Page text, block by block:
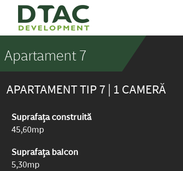
Apartament 7
APARTAMENT TIP 7 | 1 CAMERĂ
Suprafața construită
45,60mp
Suprafața balcon
5,30mp